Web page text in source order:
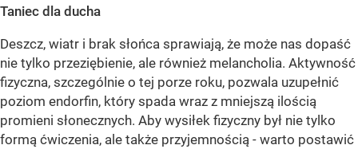
Taniec dla ducha
Deszcz, wiatr i brak słońca sprawiają, że może nas dopaść
nie tylko przeziębienie, ale również melancholia. Aktywność
fizyczna, szczególnie o tej porze roku, pozwala uzupełnić
poziom endorfin, który spada wraz z mniejszą ilością
promieni słonecznych. Aby wysiłek fizyczny był nie tylko
formą ćwiczenia, ale także przyjemnością - warto postawić